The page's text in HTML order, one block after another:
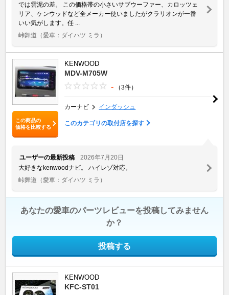
では雲泥の差。 この価格帯の小さいサブウーファー、カロッツェ
リア、ケンウッドなど全メーカー使いましたがクラリオンが一番
いい気がします。任 ...
峠舞道 （愛車：ダイハツ ミラ）
この商品の
価格を比較する
KENWOOD
MDV-M705W
- （3件）
カーナビ インダッシュ
このカテゴリの取付店を探す
ユーザーの最新投稿
2026年7月20日
大好きなkenwoodナビ。 ハイレゾ対応。
峠舞道 （愛車：ダイハツ ミラ）
あなたの愛車のパーツレビューを投稿してみません
か？
投稿する
KENWOOD
KFC-ST01